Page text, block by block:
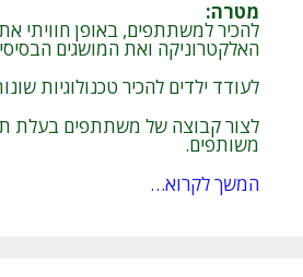
מטרה:
להכיר למשתתפים, באופן חוויתי
האלקטרוניקה ואת המושגים
לעודד ילדים להכיר טכנולוגיות
לצור קבוצה של משתתפים בעלת
משותפים.
המשך לקרוא…